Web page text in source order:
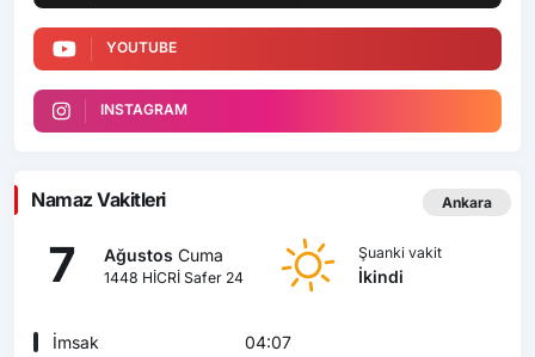
YOUTUBE
INSTAGRAM
Namaz Vakitleri Ankara
7 Ağustos Cuma
1448 HİCRİ Safer 24
Şuanki vakit
İkindi
İmsak 04:07